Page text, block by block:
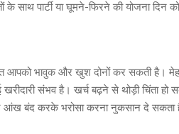
के साथ पार्टी या घूमने-फिरने की योजना दिन
भावुक और खुश दोनों कर सकती है।
संभव है। खर्च बढ़ने से थोड़ी चिंता हो
आंख बंद करके भरोसा करना नुकसान दे सकता